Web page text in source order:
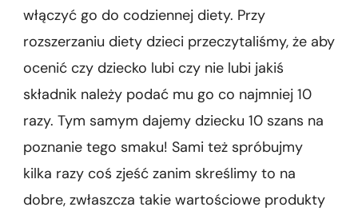
włączyć go do codziennej diety. Przy
rozszerzaniu diety dzieci przeczytaliśmy, że aby
ocenić czy dziecko lubi czy nie lubi jakiś
składnik należy podać mu go co najmniej 10
razy. Tym samym dajemy dziecku 10 szans na
poznanie tego smaku! Sami też spróbujmy
kilka razy coś zjeść zanim skreślimy to na
dobre, zwłaszcza takie wartościowe produkty